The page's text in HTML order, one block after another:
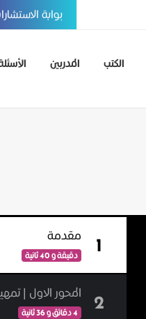
بوابة
الكتب المدربين
1 مقدمة
دقيقة و 40 ثانية
2 المحور الاول |
4 دقائق و 36 ثانية